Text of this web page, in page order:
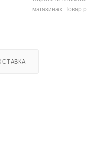
магазинах. Товар